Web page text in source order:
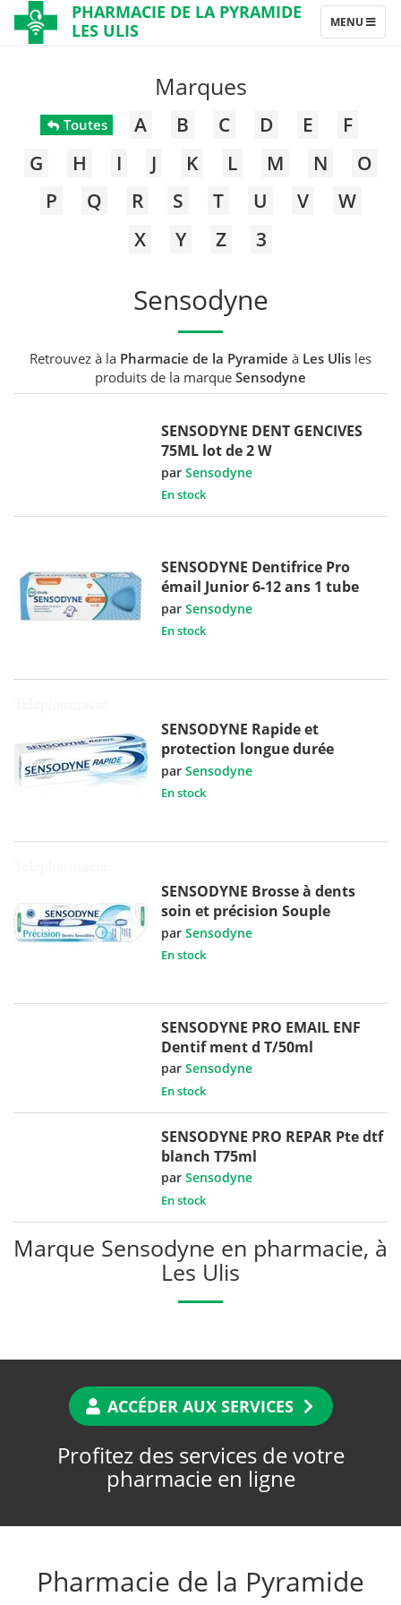
PHARMACIE DE LA PYRAMIDE
LES ULIS
TOGGLE
NAVIGATION
MENU
Marques
Toutes A B C D E
F
G
H I J K L M N
O
P
Q R S T U V
W
X
Y Z 3
Sensodyne
Retrouvez à la Pharmacie de la Pyramide à Les Ulis les
produits de la marque Sensodyne
SENSODYNE DENT GENCIVES
75ML lot de 2 W
parSensodyne
En stock
SENSODYNE Dentifrice Pro
émail Junior 6-12 ans 1 tube
parSensodyne
En stock
SENSODYNE Rapide et
protection longue durée
parSensodyne
En stock
SENSODYNE Brosse à dents
soin et précision Souple
parSensodyne
En stock
SENSODYNE PRO EMAIL ENF
Dentif ment d T/50ml
parSensodyne
En stock
SENSODYNE PRO REPAR Pte dtf
blanch T75ml
parSensodyne
En stock
Marque Sensodyne en pharmacie, à
Les Ulis
ACCÉDER AUX SERVICES
Profitez des services de votre
pharmacie en ligne
Pharmacie de la Pyramide